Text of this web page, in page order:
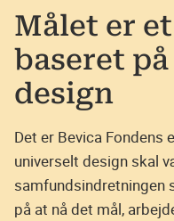
Målet er
baseret
design
Det er Bevica
universelt design skal
samfundsindretningen
på at nå det mål,